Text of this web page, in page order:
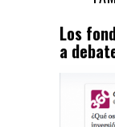
Los
a